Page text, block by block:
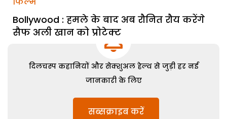
Bollywood : हमले के बाद अब रौनित रौय करेंगे
सैफ अली खान को प्रोटेक्ट
दिलचस्प कहानियों और सेक्शुअल हेल्थ से जुड़ी हर नई
जानकारी के लिए
सब्सक्राइब करें